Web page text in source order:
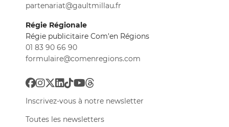
partenariat@gaultmillau.fr
Régie Régionale
Régie publicitaire Com'en Régions
01 83 90 66 90
formulaire@comenregions.com
Inscrivez-vous à notre newsletter
Toutes les newsletters